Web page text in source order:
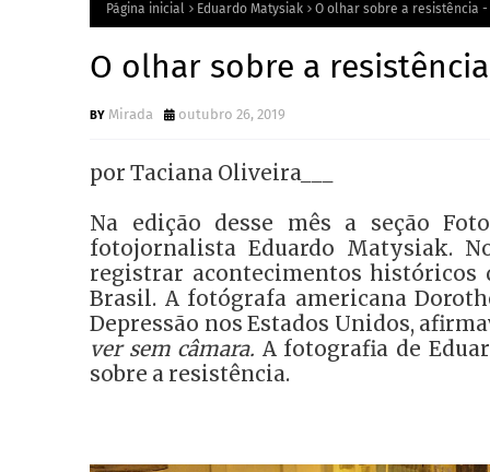
Página inicial Eduardo Matysiak O olhar sobre a resistência -
O olhar sobre a
Mirada outubro 26, 2019
por Taciana Oliveira___
Na edição desse mês a seção
fotojornalista Eduardo Matysiak.
registrar acontecimentos históricos
Brasil. A fotógrafa americana
Depressão nos Estados Unidos,
ver sem câmara. A fotografia de
sobre a resistência.